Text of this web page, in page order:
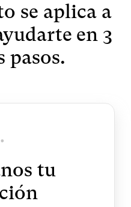
se aplica a
en 3
pasos.
tu